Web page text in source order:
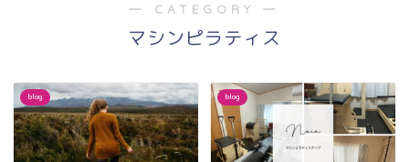
― CATEGORY ―
マシンピラティス
blog blog